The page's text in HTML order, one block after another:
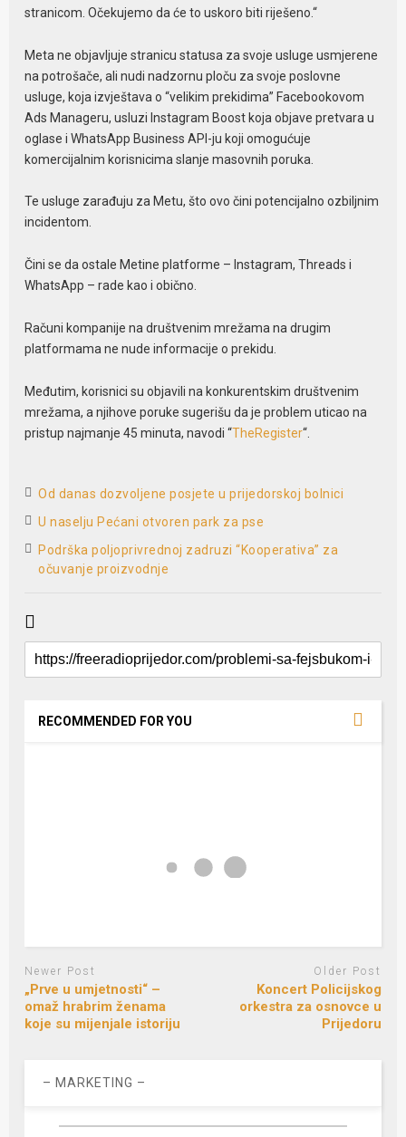
stranicom. Očekujemo da će to uskoro biti riješeno.“
Meta ne objavljuje stranicu statusa za svoje usluge usmjerene
na potrošače, ali nudi nadzornu ploču za svoje poslovne
usluge, koja izvještava o “velikim prekidima” Facebookovom
Ads Manageru, usluzi Instagram Boost koja objave pretvara u
oglase i WhatsApp Business API-ju koji omogućuje
komercijalnim korisnicima slanje masovnih poruka.
Te usluge zarađuju za Metu, što ovo čini potencijalno ozbiljnim
incidentom.
Čini se da ostale Metine platforme – Instagram, Threads i
WhatsApp – rade kao i obično.
Računi kompanije na društvenim mrežama na drugim
platformama ne nude informacije o prekidu.
Međutim, korisnici su objavili na konkurentskim društvenim
mrežama, a njihove poruke sugerišu da je problem uticao na
pristup najmanje 45 minuta, navodi “TheRegister“.
Od danas dozvoljene posjete u prijedorskoj bolnici
U naselju Pećani otvoren park za pse
Podrška poljoprivrednoj zadruzi “Kooperativa” za
očuvanje proizvodnje
RECOMMENDED FOR YOU
Newer Post
„Prve u umjetnosti“ –
omaž hrabrim ženama
koje su mijenjale istoriju
Older Post
Koncert Policijskog
orkestra za osnovce u
Prijedoru
– MARKETING –